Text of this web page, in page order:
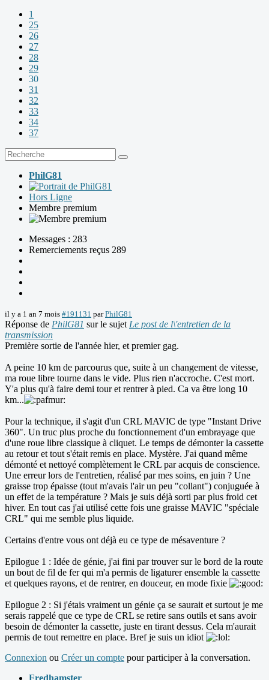
1
25
26
27
28
29
30
31
32
33
34
37
PhilG81
Hors Ligne
Membre premium
Messages : 283
Remerciements reçus 289
il y a 1 an 7 mois #191131 parPhilG81
Réponse de PhilG81 sur le sujet Le post de l\'entretien de la
transmission
Première sortie de l'année hier, et premier gag.
A peine 10 km de parcourus que, suite à un changement de vitesse,
ma roue libre tourne dans le vide. Plus rien n'accroche. C'est mort.
Y'a plus qu'à faire demi tour et rentrer à pied. Ca va être long 10
km...
Pour la technique, il s'agit d'un CRL MAVIC de type "Instant Drive
360". Un truc plus proche du fonctionnement d'un embrayage que
d'une roue libre classique à cliquet. Le temps de démonter la cassette
au retour et tout s'était remis en place. Mystère. J'ai quand même
démonté et nettoyé complètement le CRL par acquis de conscience.
Une erreur lors de l'entretien, réalisé par mes soins, en juin ? Une
graisse trop épaisse (tout m'avais l'air un peu "collant") conjuguée à
un effet de la température ? Mais je suis déjà sorti par plus froid cet
hiver. En tout cas j'ai utilisé cette fois une graisse MAVIC "spéciale
CRL" qui me semble plus liquide.
Certains d'entre vous ont déjà eu ce type de mésaventure ?
Epilogue 1 : Idée de génie, j'ai fini par trouver sur le bord de la route
un bout de fil de fer qui m'a permis de ligaturer ensemble la cassette
et quelques rayons, et de rentrer, en douceur, en mode fixie
Epilogue 2 : Si j'étais vraiment un génie ça se saurait et surtout je me
serais rappelé que ce type de CRL se retire sans outils et sans avoir
besoin de démonter la cassette, juste en tirant dessus. Cela m'aurait
permis de tout remettre en place. Bref je suis un idiot
Connexion ou Créer un compte pour participer à la conversation.